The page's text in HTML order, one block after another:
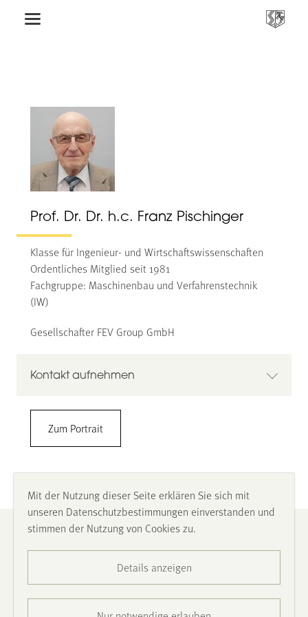
Prof. Dr. Dr. h.c. Franz Pischinger
Klasse für Ingenieur- und Wirtschaftswissenschaften
Ordentliches Mitglied seit 1981
Fachgruppe: Maschinenbau und Verfahrenstechnik
(IW)
Gesellschafter FEV Group GmbH
Kontakt aufnehmen
FEV Group GmbH
Fakultät Maschinenbau
Lehrstuhl für Verbrennungskraftmaschinen
FEV Group GmbH, Neuenhofstraße 181, 52078 Aachen
+49 241 5689-111
Pischinger_f@fev.com
Zum Portrait
Impressum
Mit der Nutzung dieser Seite erklären Sie sich mit
unseren Datenschutzbestimmungen einverstanden und
stimmen der Nutzung von Cookies zu.
Details anzeigen